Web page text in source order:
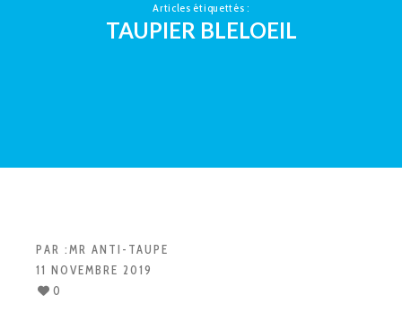
Articles étiquettés :
TAUPIER BLELOEIL
PAR :MR ANTI-TAUPE
11 NOVEMBRE 2019
0